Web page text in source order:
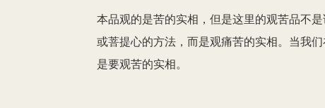
本品观的是苦的实相，但是这里的观苦品不
或菩提心的方法，而是观痛苦的实相。当我
是要观苦的实相。